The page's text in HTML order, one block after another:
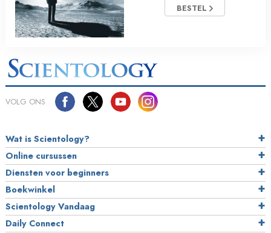
BESTEL
VOLG ONS
Wat is Scientology?
Online cursussen
Diensten voor beginners
Boekwinkel
Scientology Vandaag
Daily Connect